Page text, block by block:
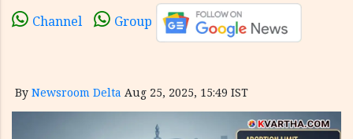
Channel Group
By Newsroom Delta Aug 25, 2025, 15:49 IST